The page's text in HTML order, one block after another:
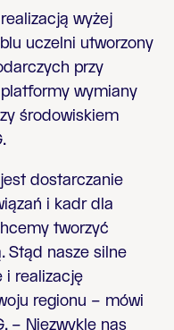
wyżej
uczelni utworzony
przy
platformy wymiany
środowiskiem
dostarczanie
i kadr dla
tworzyć
Stąd nasze silne
i realizację
regionu – mówi
– Niezwykle nas